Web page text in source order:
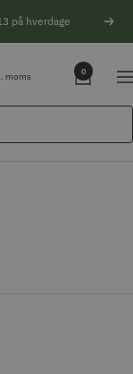
på hverdage
moms 0